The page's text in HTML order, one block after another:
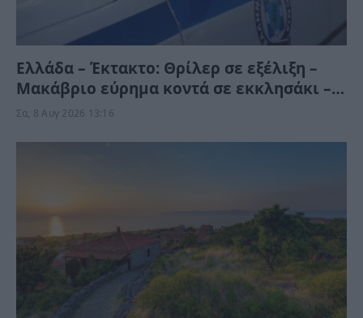
Ελλάδα – Έκτακτο: Θρίλερ σε εξέλιξη –
Μακάβριο εύρημα κοντά σε εκκλησάκι –
Αστυνομικές δυνάμεις στο σημείο
Σα, 8 Αυγ 2026 13:16